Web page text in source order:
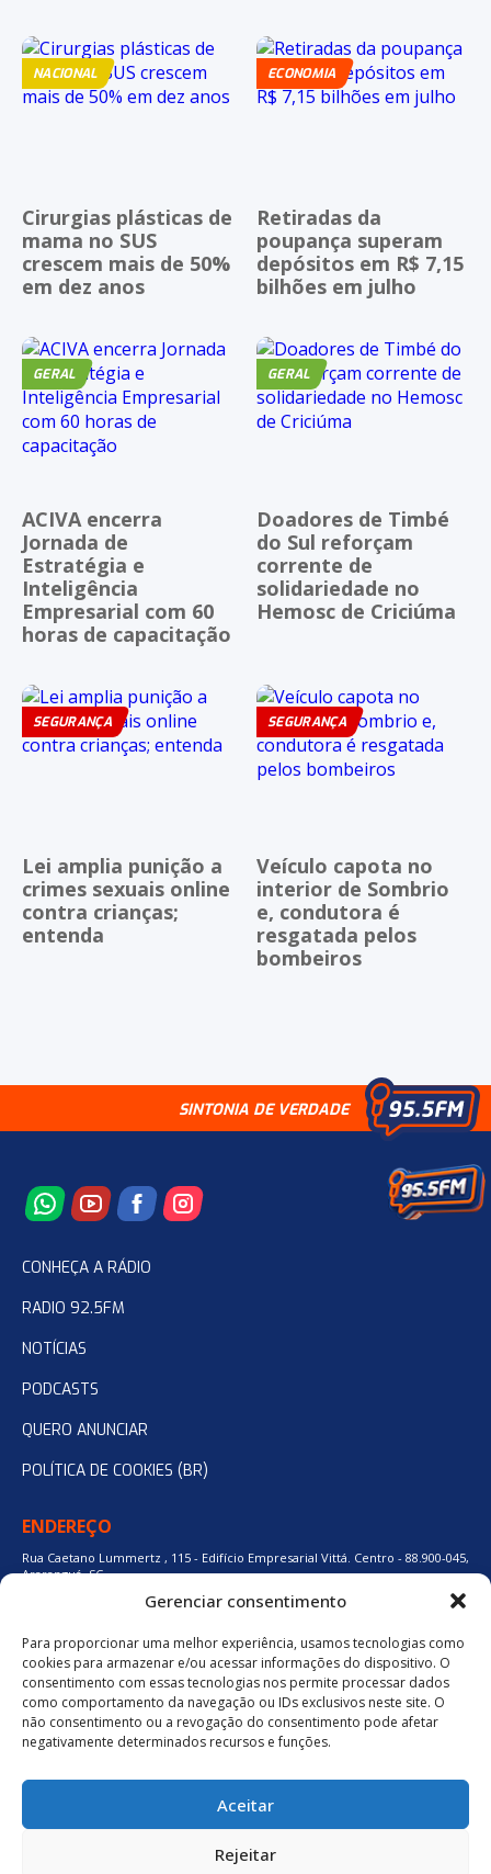
Gerenciar consentimento
Para proporcionar uma melhor experiência, usamos tecnologias como
cookies para armazenar e/ou acessar informações do dispositivo. O
consentimento com essas tecnologias nos permite processar dados
como comportamento da navegação ou IDs exclusivos neste site. O
não consentimento ou a revogação do consentimento pode afetar
negativamente determinados recursos e funções.
Aceitar
Rejeitar
NACIONAL
Cirurgias plásticas de
mama no SUS
crescem mais de 50%
em dez anos
ECONOMIA
Retiradas da
poupança superam
depósitos em R$ 7,15
bilhões em julho
GERAL
ACIVA encerra
Jornada de
Estratégia e
Inteligência
Empresarial com 60
horas de capacitação
GERAL
Doadores de Timbé
do Sul reforçam
corrente de
solidariedade no
Hemosc de Criciúma
SEGURANÇA
Lei amplia punição a
crimes sexuais online
contra crianças;
entenda
SEGURANÇA
Veículo capota no
interior de Sombrio
e, condutora é
resgatada pelos
bombeiros
SINTONIA DE VERDADE
CONHEÇA A RÁDIO
RADIO 92.5FM
NOTÍCIAS
PODCASTS
QUERO ANUNCIAR
POLÍTICA DE COOKIES (BR)
ENDEREÇO
Rua Caetano Lummertz , 115 - Edifício Empresarial Vittá. Centro - 88.900-045,
Araranguá, SC.
48 3524-0137
48 9880-84667